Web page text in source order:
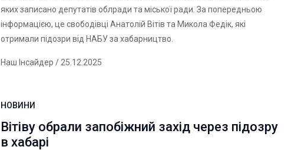
яких записано депутатів облради та міської ради. За попередньою
інформацією, це свободівці Анатолій Вітів та Микола Федік, які
отримали підозри від НАБУ за хабарництво.
Наш Інсайдер / 25.12.2025
НОВИНИ
Вітіву обрали запобіжний захід через підозру
в хабарі